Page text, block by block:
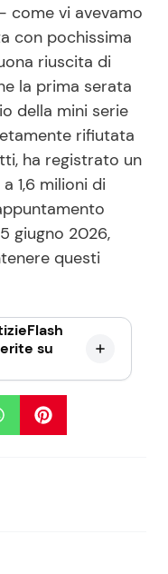
come vi avevamo
con pochissima
riuscita di
la prima serata
della mini serie
rifiutata
ha registrato un
1,6 milioni di
giugno 2026,
questi
su